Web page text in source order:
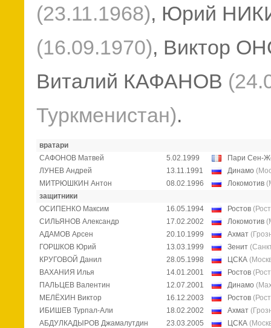
(23.11.1968), Юрий
(16.09.1970), Виктор
Виталий КАФАНОВ
Туркменистан).
вратари
САФОНОВ Матвей
5.02.1999
Пари Сен-
ЛУНЕВ Андрей
13.11.1991 Динамо
МИТРЮШКИН Антон
08.02.1996 Локомотив
защитники
ОСИПЕНКО Максим
16.05.1994 Ростов
СИЛЬЯНОВ Александр
17.02.2002 Локомотив
АДАМОВ Арсен
20.10.1999 Ахмат
ГОРШКОВ Юрий
13.03.1999 Зенит
КРУГОВОЙ Данил
28.05.1998 ЦСКА
ВАХАНИЯ Илья
14.01.2001 Ростов
ПАЛЬЦЕВ Валентин
12.07.2001 Динамо
МЕЛЁХИН Виктор
16.12.2003 Ростов
ИБИШЕВ Турпал-Али
18.02.2002 Ахмат
АБДУЛКАДЫРОВ Джамалутдин
23.03.2005 ЦСКА